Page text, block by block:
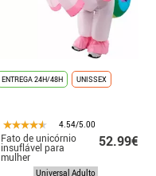
ENTREGA 24H/48H UNISSEX
4.54/5.00
Fato de unicórnio
insuflável para
mulher
52.99€
Universal Adulto